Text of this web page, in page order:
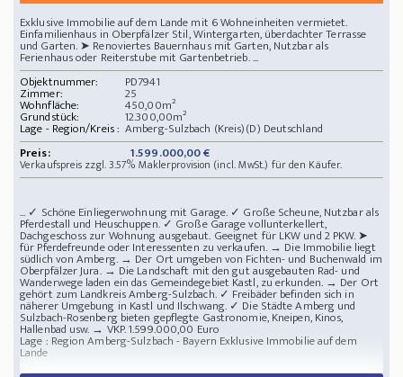
Exklusive Immobilie auf dem Lande mit 6 Wohneinheiten vermietet.
Einfamilienhaus in Oberpfälzer Stil, Wintergarten, überdachter Terrasse
und Garten. ➤ Renoviertes Bauernhaus mit Garten, Nutzbar als
Ferienhaus oder Reiterstube mit Gartenbetrieb. ...
Objektnummer:
PD7941
Zimmer: 25
Wohnfläche: 450,00m²
Grundstück: 12.300,00m²
Lage - Region/Kreis : Amberg-Sulzbach (Kreis)(D) Deutschland
Preis:
1.599.000,00 €
Verkaufspreis zzgl. 3.57% Maklerprovision (incl. MwSt.) für den Käufer.
... ✓ Schöne Einliegerwohnung mit Garage. ✓ Große Scheune, Nutzbar als
Pferdestall und Heuschuppen. ✓ Große Garage vollunterkellert,
Dachgeschoss zur Wohnung ausgebaut. Geeignet für LKW und 2 PKW. ➤
für Pferdefreunde oder Interessenten zu verkaufen. → Die Immobilie liegt
südlich von Amberg. → Der Ort umgeben von Fichten- und Buchenwald im
Oberpfälzer Jura. → Die Landschaft mit den gut ausgebauten Rad- und
Wanderwege laden ein das Gemeindegebiet Kastl, zu erkunden. → Der Ort
gehört zum Landkreis Amberg-Sulzbach. ✓ Freibäder befinden sich in
näherer Umgebung in Kastl und Ilschwang. ✓ Die Städte Amberg und
Sulzbach-Rosenberg bieten gepflegte Gastronomie, Kneipen, Kinos,
Hallenbad usw. → VKP. 1.599.000,00 Euro
Lage : Region Amberg-Sulzbach - Bayern Exklusive Immobilie auf dem
Lande